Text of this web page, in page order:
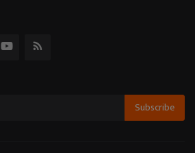
Subscribe